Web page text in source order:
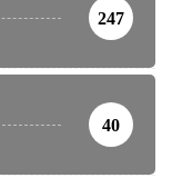
247
40